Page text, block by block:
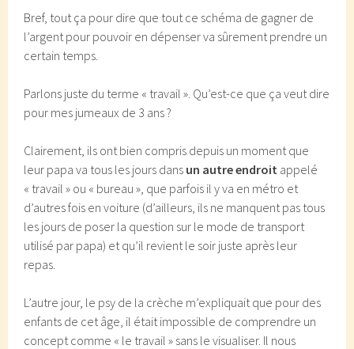
Bref, tout ça pour dire que tout ce schéma de gagner de
l’argent pour pouvoir en dépenser va sûrement prendre un
certain temps.
Parlons juste du terme « travail ». Qu’est-ce que ça veut dire
pour mes jumeaux de 3 ans ?
Clairement, ils ont bien compris depuis un moment que
leur papa va tous les jours dans un autre endroit appelé
« travail » ou « bureau », que parfois il y va en métro et
d’autres fois en voiture (d’ailleurs, ils ne manquent pas tous
les jours de poser la question sur le mode de transport
utilisé par papa) et qu’il revient le soir juste après leur
repas.
L’autre jour, le psy de la crèche m’expliquait que pour des
enfants de cet âge, il était impossible de comprendre un
concept comme « le travail » sans le visualiser. Il nous